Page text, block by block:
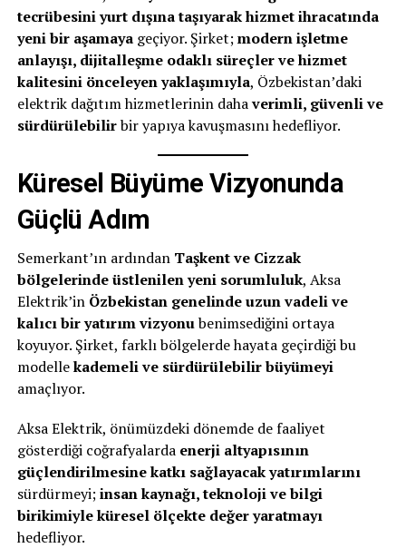
tecrübesini yurt dışına taşıyarak hizmet ihracatında
yeni bir aşamayageçiyor. Şirket;modern işletme
anlayışı, dijitalleşme odaklı süreçler ve hizmet
kalitesini önceleyen yaklaşımıyla, Özbekistan’daki
elektrik dağıtım hizmetlerinin dahaverimli, güvenli ve
sürdürülebilirbir yapıya kavuşmasını hedefliyor.
Küresel Büyüme Vizyonunda
Güçlü Adım
Semerkant’ın ardından Taşkent ve Cizzak
bölgelerinde üstlenilen yeni sorumluluk, Aksa
Elektrik’in Özbekistan genelinde uzun vadeli ve
kalıcı bir yatırım vizyonubenimsediğini ortaya
koyuyor. Şirket, farklı bölgelerde hayata geçirdiği bu
modellekademeli ve sürdürülebilir büyümeyi
amaçlıyor.
Aksa Elektrik, önümüzdeki dönemde de faaliyet
gösterdiği coğrafyalarda enerji altyapısının
güçlendirilmesine katkı sağlayacak yatırımlarını
sürdürmeyi;insan kaynağı, teknoloji ve bilgi
birikimiyle küresel ölçekte değer yaratmayı
hedefliyor.